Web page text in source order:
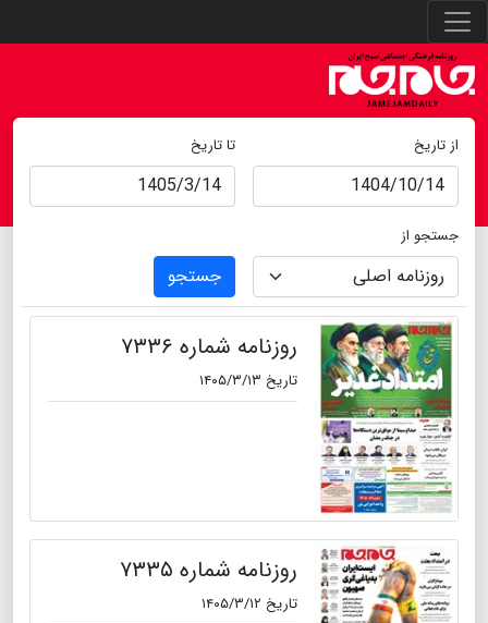
از تاریخ تا تاریخ
جستجو از
جستجو
روزنامه شماره ۷۳۳۶
تاریخ ۱۴۰۵/۳/۱۳
روزنامه شماره ۷۳۳۵
تاریخ ۱۴۰۵/۳/۱۲